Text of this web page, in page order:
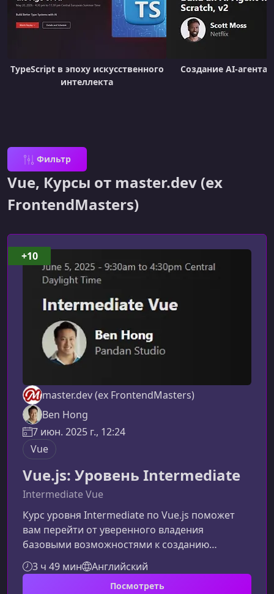
TypeScript в эпоху искусственного
интеллекта
Создание AI-агента
Фильтр
Vue, Курсы от master.dev (ex
FrontendMasters)
master.dev (ex FrontendMasters)
Ben Hong
7 июн. 2025 г., 12:24
Vue
Vue.js: Уровень Intermediate
Intermediate Vue
Курс уровня Intermediate по Vue.js поможет
вам перейти от уверенного владения
базовыми возможностями к созданию
масштабируемых, поддерживаемых и
структурированных интерфейсов. Материал
ориентирован на разработчиков, которые
3 ч 49 мин Английский
Посмотреть
+10